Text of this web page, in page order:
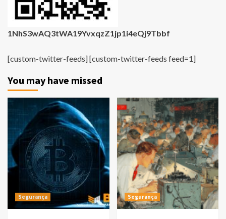
1NhS3wAQ3tWA19YvxqzZ1jp1i4eQj9Tbbf
[custom-twitter-feeds] [custom-twitter-feeds feed=1]
You may have missed
Segurança Segurança